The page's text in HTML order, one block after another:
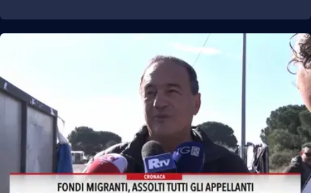
Sanità
Sport
RUBRICHE
Good Morning Vietnam